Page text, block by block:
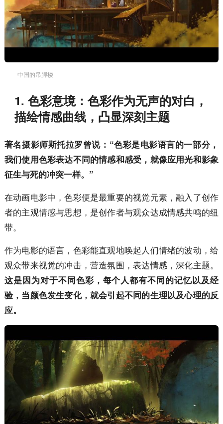
中国的吊脚楼
1. 色彩意境：色彩作为无声的对白，
描绘情感曲线，凸显深刻主题
著名摄影师斯托拉罗曾说：“色彩是电影语言的一部分，
我们使用色彩表达不同的情感和感受，就像应用光和影象
征生与死的冲突一样。”
在动画电影中，色彩便是最重要的视觉元素，融入了创作
者的主观情感与思想，是创作者与观众达成情感共鸣的纽
带。
作为电影的语言，色彩能直观地唤起人们情绪的波动，给
观众带来视觉的冲击，营造氛围，表达情感，深化主题。
这是因为对于不同色彩，每个人都有不同的记忆以及经
验，当颜色发生变化，就会引起不同的生理以及心理的反
应。